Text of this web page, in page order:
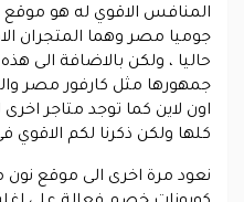
المنافس الاقوي له هو
جوميا مصر وهما المتجران
حاليا ، ولكن بالاضافة الى
جمهورها مثل كارفور مصر
اون لاين كما توجد متاجر
كلها ولكن ذكرنا لكم الاقوي
نعود مرة اخرى الى موقع نون